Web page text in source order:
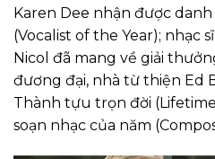
Karen Dee nhận được danh
(Vocalist of the Year); nhạc
Nicol đã mang về giải
đương đại, nhà từ thiện Ed
Thành tựu trọn đời
soạn nhạc của năm